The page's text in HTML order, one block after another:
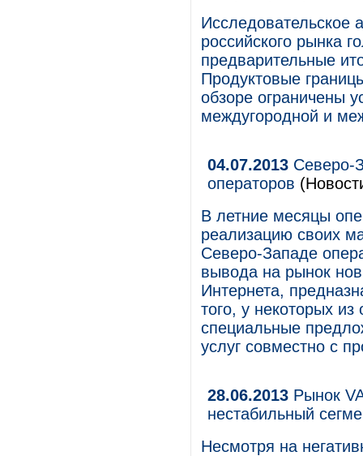
Исследовательское
российского рынка
предварительные
Продуктовые
обзоре ограничены
междугородной и
04.07.2013 Северо-
операторов
В летние месяцы
реализацию своих
Северо-Западе
вывода на рынок
Интернета,
того, у некоторых
специальные
услуг совместно с
28.06.2013 Рынок
нестабильный
Несмотря на